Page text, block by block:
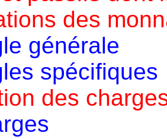
des
générale
spécifiques
des